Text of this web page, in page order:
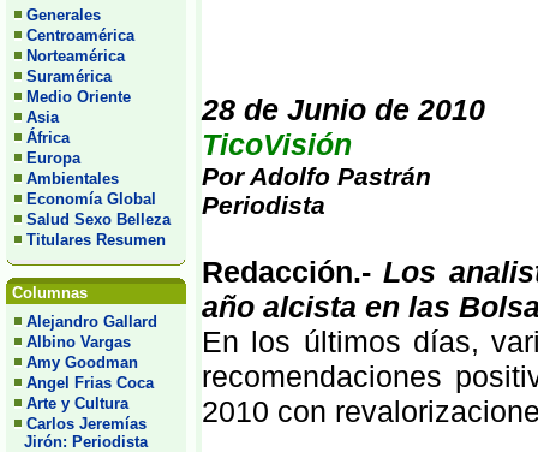
Generales
Centroamérica
Norteamérica
Suramérica
Medio Oriente
Asia
África
Europa
Ambientales
Economía Global
Salud Sexo Belleza
Titulares Resumen
Columnas
Alejandro Gallard
Albino Vargas
Amy Goodman
Angel Frias Coca
Arte y Cultura
Carlos Jeremías
Jirón: Periodista
28 de Junio de 2010
TicoVisión
Por Adolfo Pastrán
Periodista
Redacción.-Los
año alcista en las
En los últimos días,
recomendaciones
2010 con